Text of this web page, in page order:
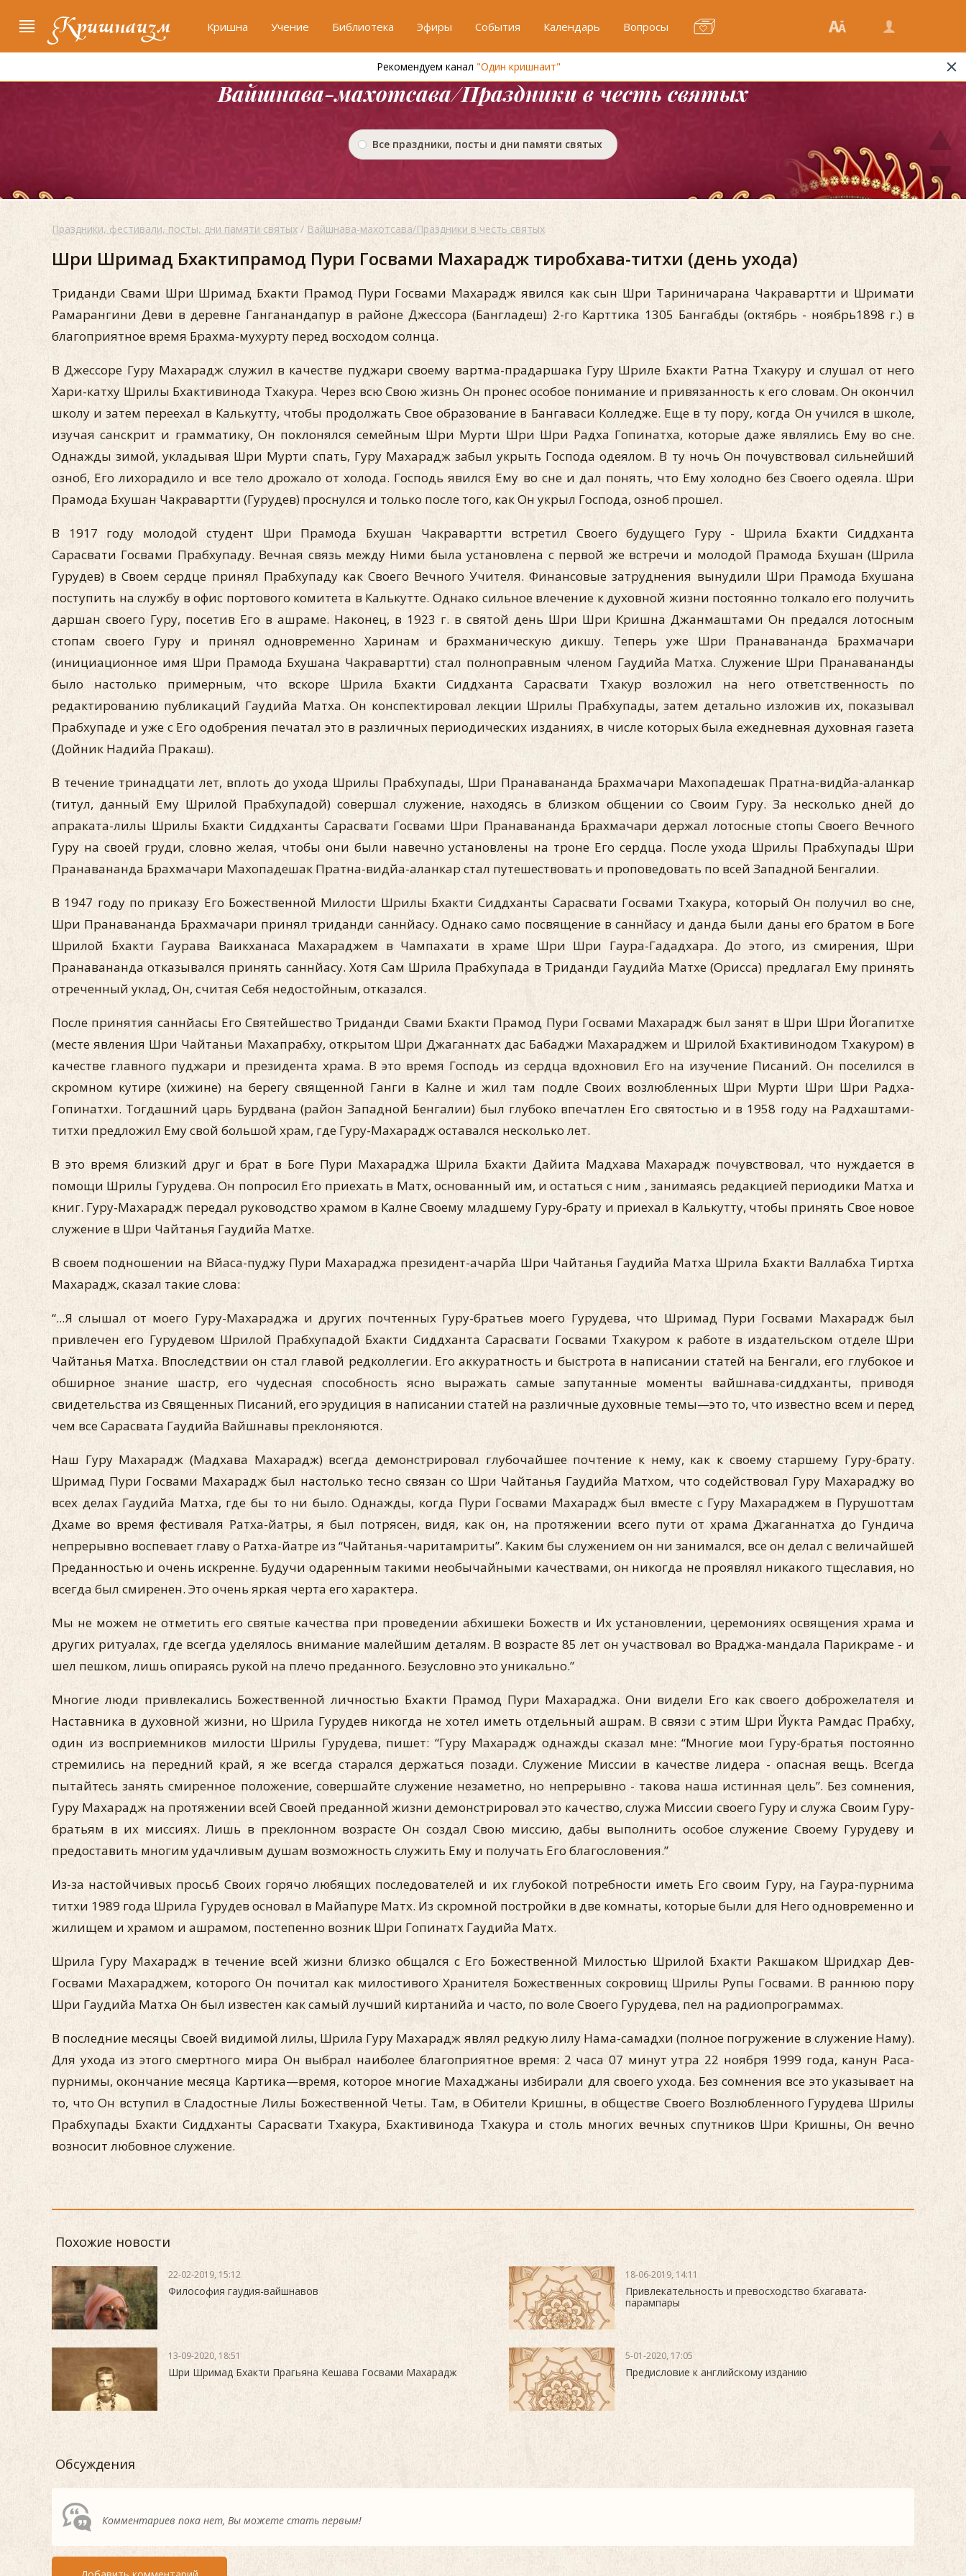
Кришнаизм Кришна Учение Библиотека Эфиры События Календарь Вопросы
Рекомендуем канал "Один кришнаит"
Вайшнава-махотсава/Праздники в честь святых
Все праздники, посты и дни памяти святых
Праздники, фестивали, посты, дни памяти святых / Вайшнава-махотсава/Праздники в честь святых
Шри Шримад Бхактипрамод Пури Госвами Махарадж тиробхава-титхи (день ухода)
Триданди Свами Шри Шримад Бхакти Прамод Пури Госвами Махарадж явился как сын Шри Тариничарана Чакравартти и Шримати
Рамарангини Деви в деревне Ганганандапур в районе Джессора (Бангладеш) 2-го Карттика 1305 Бангабды (октябрь - ноябрь1898 г.) в
благоприятное время Брахма-мухурту перед восходом солнца.
В Джессоре Гуру Махарадж служил в качестве пуджари своему вартма-прадаршака Гуру Шриле Бхакти Ратна Тхакуру и слушал от него
Хари-катху Шрилы Бхактивинода Тхакура. Через всю Свою жизнь Он пронес особое понимание и привязанность к его словам. Он окончил
школу и затем переехал в Калькутту, чтобы продолжать Свое образование в Бангаваси Колледже. Еще в ту пору, когда Он учился в школе,
изучая санскрит и грамматику, Он поклонялся семейным Шри Мурти Шри Шри Радха Гопинатха, которые даже являлись Ему во сне.
Однажды зимой, укладывая Шри Мурти спать, Гуру Махарадж забыл укрыть Господа одеялом. В ту ночь Он почувствовал сильнейший
озноб, Его лихорадило и все тело дрожало от холода. Господь явился Ему во сне и дал понять, что Ему холодно без Своего одеяла. Шри
Прамода Бхушан Чакравартти (Гурудев) проснулся и только после того, как Он укрыл Господа, озноб прошел.
В 1917 году молодой студент Шри Прамода Бхушан Чакравартти встретил Своего будущего Гуру - Шрила Бхакти Сиддханта
Сарасвати Госвами Прабхупаду. Вечная связь между Ними была установлена с первой же встречи и молодой Прамода Бхушан (Шрила
Гурудев) в Своем сердце принял Прабхупаду как Своего Вечного Учителя. Финансовые затруднения вынудили Шри Прамода Бхушана
поступить на службу в офис портового комитета в Калькутте. Однако сильное влечение к духовной жизни постоянно толкало его получить
даршан своего Гуру, посетив Его в ашраме. Наконец, в 1923 г. в святой день Шри Шри Кришна Джанмаштами Он предался лотосным
стопам своего Гуру и принял одновременно Харинам и брахманическую дикшу. Теперь уже Шри Пранавананда Брахмачари
(инициационное имя Шри Прамода Бхушана Чакравартти) стал полноправным членом Гаудийа Матха. Служение Шри Пранавананды
было настолько примерным, что вскоре Шрила Бхакти Сиддханта Сарасвати Тхакур возложил на него ответственность по
редактированию публикаций Гаудийа Матха. Он конспектировал лекции Шрилы Прабхупады, затем детально изложив их, показывал
Прабхупаде и уже с Его одобрения печатал это в различных периодических изданиях, в числе которых была ежедневная духовная газета
(Дойник Надийа Пракаш).
В течение тринадцати лет, вплоть до ухода Шрилы Прабхупады, Шри Пранавананда Брахмачари Махопадешак Пратна-видйа-аланкар
(титул, данный Ему Шрилой Прабхупадой) совершал служение, находясь в близком общении со Своим Гуру. За несколько дней до
апраката-лилы Шрилы Бхакти Сиддханты Сарасвати Госвами Шри Пранавананда Брахмачари держал лотосные стопы Своего Вечного
Гуру на своей груди, словно желая, чтобы они были навечно установлены на троне Его сердца. После ухода Шрилы Прабхупады Шри
Пранавананда Брахмачари Махопадешак Пратна-видйа-аланкар стал путешествовать и проповедовать по всей Западной Бенгалии.
В 1947 году по приказу Его Божественной Милости Шрилы Бхакти Сиддханты Сарасвати Госвами Тхакура, который Он получил во сне,
Шри Пранавананда Брахмачари принял триданди саннйасу. Однако само посвящение в саннйасу и данда были даны его братом в Боге
Шрилой Бхакти Гаурава Ваикханаса Махараджем в Чампахати в храме Шри Шри Гаура-Гададхара. До этого, из смирения, Шри
Пранавананда отказывался принять саннйасу. Хотя Сам Шрила Прабхупада в Триданди Гаудийа Матхе (Орисса) предлагал Ему принять
отреченный уклад, Он, считая Себя недостойным, отказался.
После принятия саннйасы Его Святейшество Триданди Свами Бхакти Прамод Пури Госвами Махарадж был занят в Шри Шри Йогапитхе
(месте явления Шри Чайтаньи Махапрабху, открытом Шри Джаганнатх дас Бабаджи Махараджем и Шрилой Бхактивинодом Тхакуром) в
качестве главного пуджари и президента храма. В это время Господь из сердца вдохновил Его на изучение Писаний. Он поселился в
скромном кутире (хижине) на берегу священной Ганги в Калне и жил там подле Своих возлюбленных Шри Мурти Шри Шри Радха-
Гопинатхи. Тогдашний царь Бурдвана (район Западной Бенгалии) был глубоко впечатлен Его святостью и в 1958 году на Радхаштами-
титхи предложил Ему свой большой храм, где Гуру-Махарадж оставался несколько лет.
В это время близкий друг и брат в Боге Пури Махараджа Шрила Бхакти Дайита Мадхава Махарадж почувствовал, что нуждается в
помощи Шрилы Гурудева. Он попросил Его приехать в Матх, основанный им, и остаться с ним , занимаясь редакцией периодики Матха и
книг. Гуру-Махарадж передал руководство храмом в Калне Своему младшему Гуру-брату и приехал в Калькутту, чтобы принять Свое новое
служение в Шри Чайтанья Гаудийа Матхе.
В своем подношении на Вйаса-пуджу Пури Махараджа президент-ачарйа Шри Чайтанья Гаудийа Матха Шрила Бхакти Валлабха Тиртха
Махарадж, сказал такие слова:
“...Я слышал от моего Гуру-Махараджа и других почтенных Гуру-братьев моего Гурудева, что Шримад Пури Госвами Махарадж был
привлечен его Гурудевом Шрилой Прабхупадой Бхакти Сиддханта Сарасвати Госвами Тхакуром к работе в издательском отделе Шри
Чайтанья Матха. Впоследствии он стал главой редколлегии. Его аккуратность и быстрота в написании статей на Бенгали, его глубокое и
обширное знание шастр, его чудесная способность ясно выражать самые запутанные моменты вайшнава-сиддханты, приводя
свидетельства из Священных Писаний, его эрудиция в написании статей на различные духовные темы—это то, что известно всем и перед
чем все Сарасвата Гаудийа Вайшнавы преклоняются.
Наш Гуру Махарадж (Мадхава Махарадж) всегда демонстрировал глубочайшее почтение к нему, как к своему старшему Гуру-брату.
Шримад Пури Госвами Махарадж был настолько тесно связан со Шри Чайтанья Гаудийа Матхом, что содействовал Гуру Махараджу во
всех делах Гаудийа Матха, где бы то ни было. Однажды, когда Пури Госвами Махарадж был вместе с Гуру Махараджем в Пурушоттам
Дхаме во время фестиваля Ратха-йатры, я был потрясен, видя, как он, на протяжении всего пути от храма Джаганнатха до Гундича
непрерывно воспевает главу о Ратха-йатре из “Чайтанья-чаритамриты”. Каким бы служением он ни занимался, все он делал с величайшей
Преданностью и очень искренне. Будучи одаренным такими необычайными качествами, он никогда не проявлял никакого тщеславия, но
всегда был смиренен. Это очень яркая черта его характера.
Мы не можем не отметить его святые качества при проведении абхишеки Божеств и Их установлении, церемониях освящения храма и
других ритуалах, где всегда уделялось внимание малейшим деталям. В возрасте 85 лет он участвовал во Враджа-мандала Парикраме - и
шел пешком, лишь опираясь рукой на плечо преданного. Безусловно это уникально.”
Многие люди привлекались Божественной личностью Бхакти Прамод Пури Махараджа. Они видели Его как своего доброжелателя и
Наставника в духовной жизни, но Шрила Гурудев никогда не хотел иметь отдельный ашрам. В связи с этим Шри Йукта Рамдас Прабху,
один из восприемников милости Шрилы Гурудева, пишет: “Гуру Махарадж однажды сказал мне: “Многие мои Гуру-братья постоянно
стремились на передний край, я же всегда старался держаться позади. Служение Миссии в качестве лидера - опасная вещь. Всегда
пытайтесь занять смиренное положение, совершайте служение незаметно, но непрерывно - такова наша истинная цель”. Без сомнения,
Гуру Махарадж на протяжении всей Своей преданной жизни демонстрировал это качество, служа Миссии своего Гуру и служа Своим Гуру-
братьям в их миссиях. Лишь в преклонном возрасте Он создал Свою миссию, дабы выполнить особое служение Своему Гурудеву и
предоставить многим удачливым душам возможность служить Ему и получать Его благословения.”
Из-за настойчивых просьб Своих горячо любящих последователей и их глубокой потребности иметь Его своим Гуру, на Гаура-пурнима
титхи 1989 года Шрила Гурудев основал в Майапуре Матх. Из скромной постройки в две комнаты, которые были для Него одновременно и
жилищем и храмом и ашрамом, постепенно возник Шри Гопинатх Гаудийа Матх.
Шрила Гуру Махарадж в течение всей жизни близко общался с Его Божественной Милостью Шрилой Бхакти Ракшаком Шридхар Дев-
Госвами Махараджем, которого Он почитал как милостивого Хранителя Божественных сокровищ Шрилы Рупы Госвами. В раннюю пору
Шри Гаудийа Матха Он был известен как самый лучший киртанийа и часто, по воле Своего Гурудева, пел на радиопрограммах.
В последние месяцы Своей видимой лилы, Шрила Гуру Махарадж являл редкую лилу Нама-самадхи (полное погружение в служение Наму).
Для ухода из этого смертного мира Он выбрал наиболее благоприятное время: 2 часа 07 минут утра 22 ноября 1999 года, канун Раса-
пурнимы, окончание месяца Картика—время, которое многие Махаджаны избирали для своего ухода. Без сомнения все это указывает на
то, что Он вступил в Сладостные Лилы Божественной Четы. Там, в Обители Кришны, в обществе Своего Возлюбленного Гурудева Шрилы
Прабхупады Бхакти Сиддханты Сарасвати Тхакура, Бхактивинода Тхакура и столь многих вечных спутников Шри Кришны, Он вечно
возносит любовное служение.
Похожие новости
22-02-2019, 15:12
Философия гаудия-вайшнавов
18-06-2019, 14:11
Привлекательность и превосходство бхагавата-
парампары
13-09-2020, 18:51
Шри Шримад Бхакти Прагьяна Кешава Госвами Махарадж
5-01-2020, 17:05
Предисловие к английскому изданию
Обсуждения
Комментариев пока нет, Вы можете стать первым!